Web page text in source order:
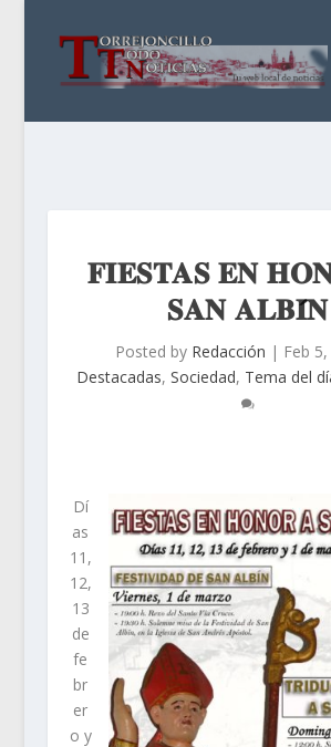
𝐅𝐈𝐄𝐒𝐓𝐀𝐒 𝐄𝐍
𝐒𝐀𝐍 𝐀𝐋𝐁𝐈́𝐍
Posted by Redacción | Feb
Destacadas,Sociedad, Tema del
Dí
as
11,
12,
13
de
fe
br
er
o y